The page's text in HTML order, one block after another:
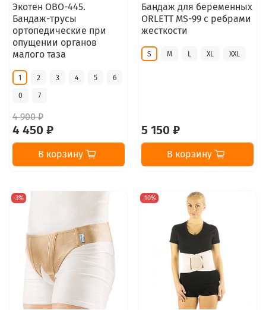
Экотен ОВО-445.
Бандаж-трусы
ортопедические при
опущении органов
малого таза
1 2 3 4 5 6
0 7
4 900 ₽
4 450 ₽
В корзину
Бандаж для беременных
ORLETT MS-99 с ребрами
жесткости
S M L XL XXL
5 150 ₽
В корзину
-3% -10%